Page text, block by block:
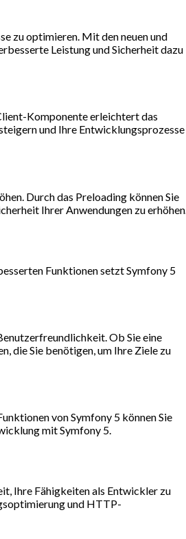
zu optimieren. Mit den neuen und
Leistung und Sicherheit dazu
Komponente erleichtert das
und Ihre Entwicklungsprozesse
Durch das Preloading können Sie
Ihrer Anwendungen zu erhöhen.
Funktionen setzt Symfony 5
Ob Sie eine
die Sie benötigen, um Ihre Ziele zu
von Symfony 5 können Sie
mit Symfony 5.
Ihre Fähigkeiten als Entwickler zu
und HTTP-